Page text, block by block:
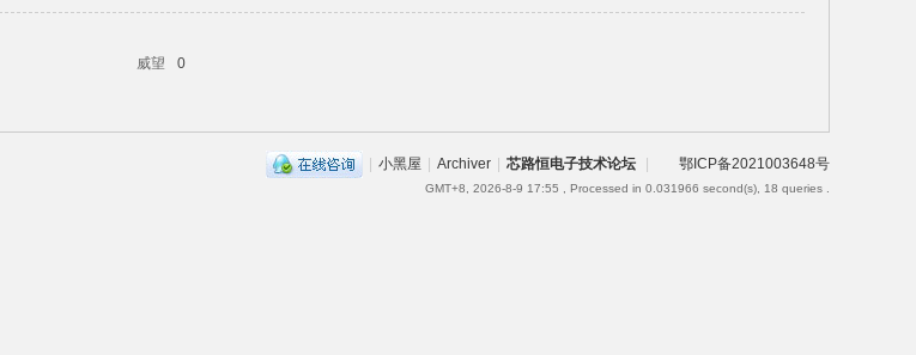
威望
0
| 小黑屋 | Archiver | 芯路恒电子技术论坛 | 鄂ICP备2021003648号
GMT+8, 2026-8-9 17:55 , Processed in 0.031966 second(s), 18 queries .